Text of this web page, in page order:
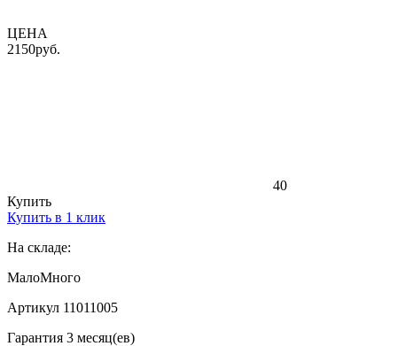
ЦЕНА
2150руб.
40
Купить
Купить в 1 клик
На складе:
МалоМного
Артикул 11011005
Гарантия 3 месяц(ев)